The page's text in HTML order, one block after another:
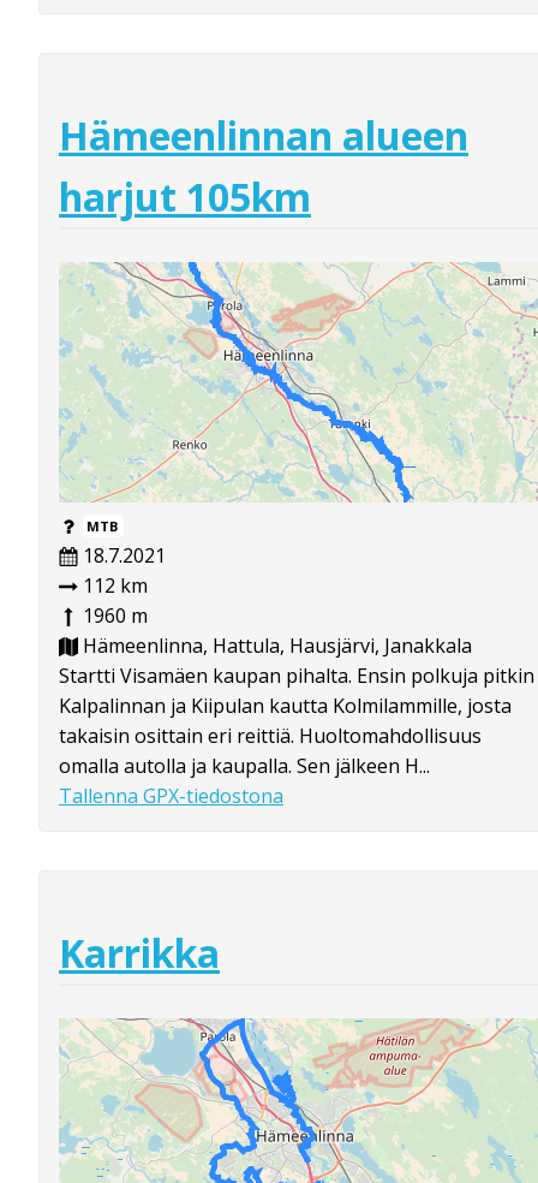
Hämeenlinnan alueen
harjut 105km
MTB
18.7.2021
112 km
1960 m
Hämeenlinna, Hattula, Hausjärvi, Janakkala
Startti Visamäen kaupan pihalta. Ensin polkuja pitkin
Kalpalinnan ja Kiipulan kautta Kolmilammille, josta
takaisin osittain eri reittiä. Huoltomahdollisuus
omalla autolla ja kaupalla. Sen jälkeen H...
Tallenna GPX-tiedostona
Karrikka